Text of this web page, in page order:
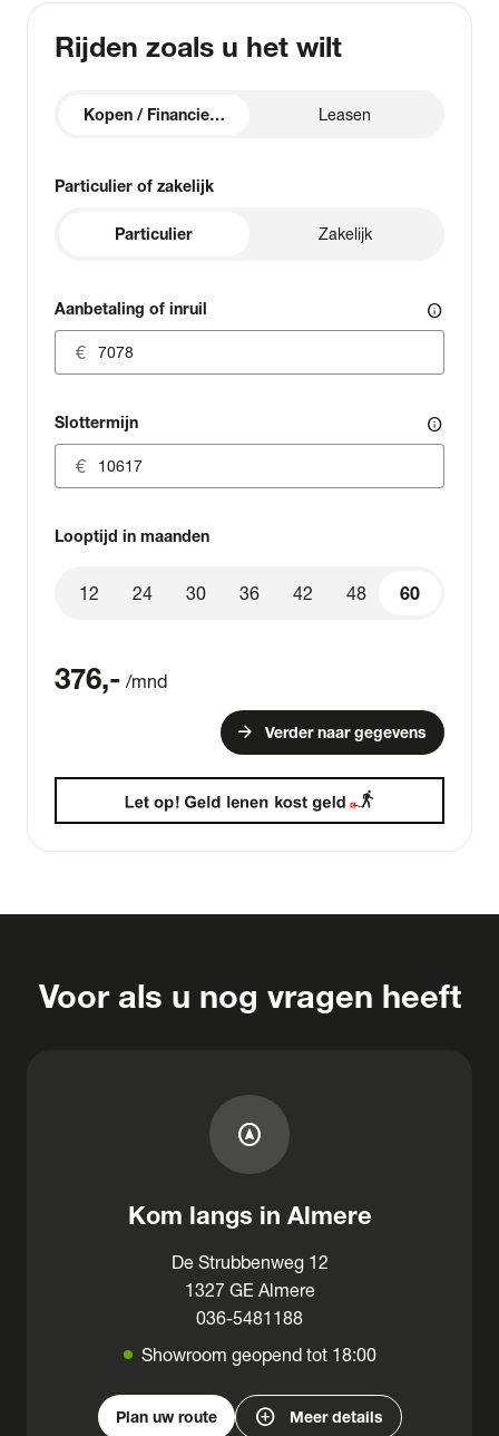
Rijden zoals u het wilt
Kopen / Financieren Leasen
Particulier of zakelijk
Particulier Zakelijk
Aanbetaling of inruil info
Slottermijn info
Looptijd in maanden
60
12 24 30 36 42 48 60
376,- /mnd
arrow_forward Verder naar gegevens
Voor als u nog vragen heeft
assistant_navigation
Kom langs in Almere
De Strubbenweg 12
1327 GE Almere
036-5481188
Showroom geopend tot 18:00
Plan uw route add_circle Meer details